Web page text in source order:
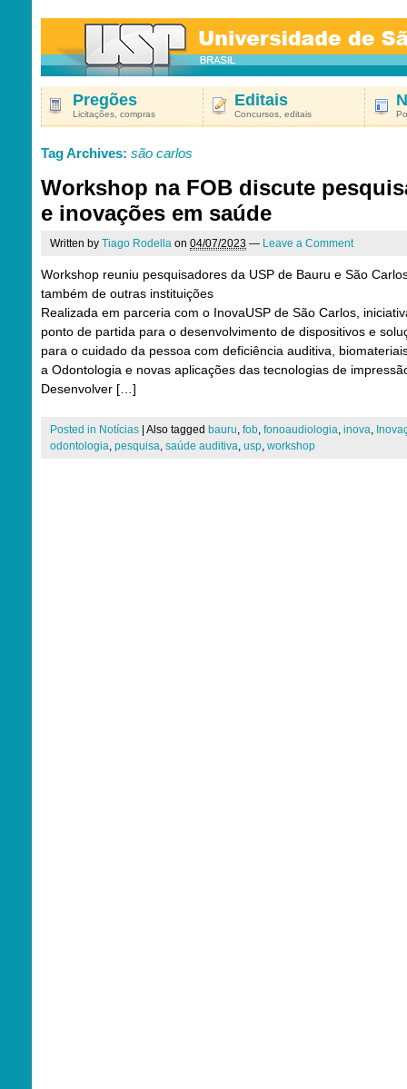
Pregões
Licitações, compras
Editais
Concursos, editais
Tag Archives: são carlos
Workshop na FOB discute
e inovações em saúde
Written by Tiago Rodella on 04/07/2023 — Leave a Comment
Workshop reuniu pesquisadores da USP de Bauru e São
também de outras instituições
Realizada em parceria com o InovaUSP de São Carlos,
ponto de partida para o desenvolvimento de dispositivos e
para o cuidado da pessoa com deficiência auditiva,
a Odontologia e novas aplicações das tecnologias de
Desenvolver […]
Posted in Notícias Also tagged bauru, fob, fonoaudiologia, inova,
odontologia, pesquisa, saúde auditiva, usp, workshop